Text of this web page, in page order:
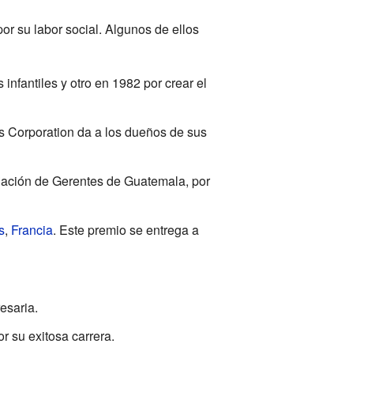
su labor social. Algunos de ellos
y otro en 1982 por crear el
Corporation da a los dueños de sus
de Gerentes de Guatemala, por
, Francia. Este premio se entrega a
su exitosa carrera.